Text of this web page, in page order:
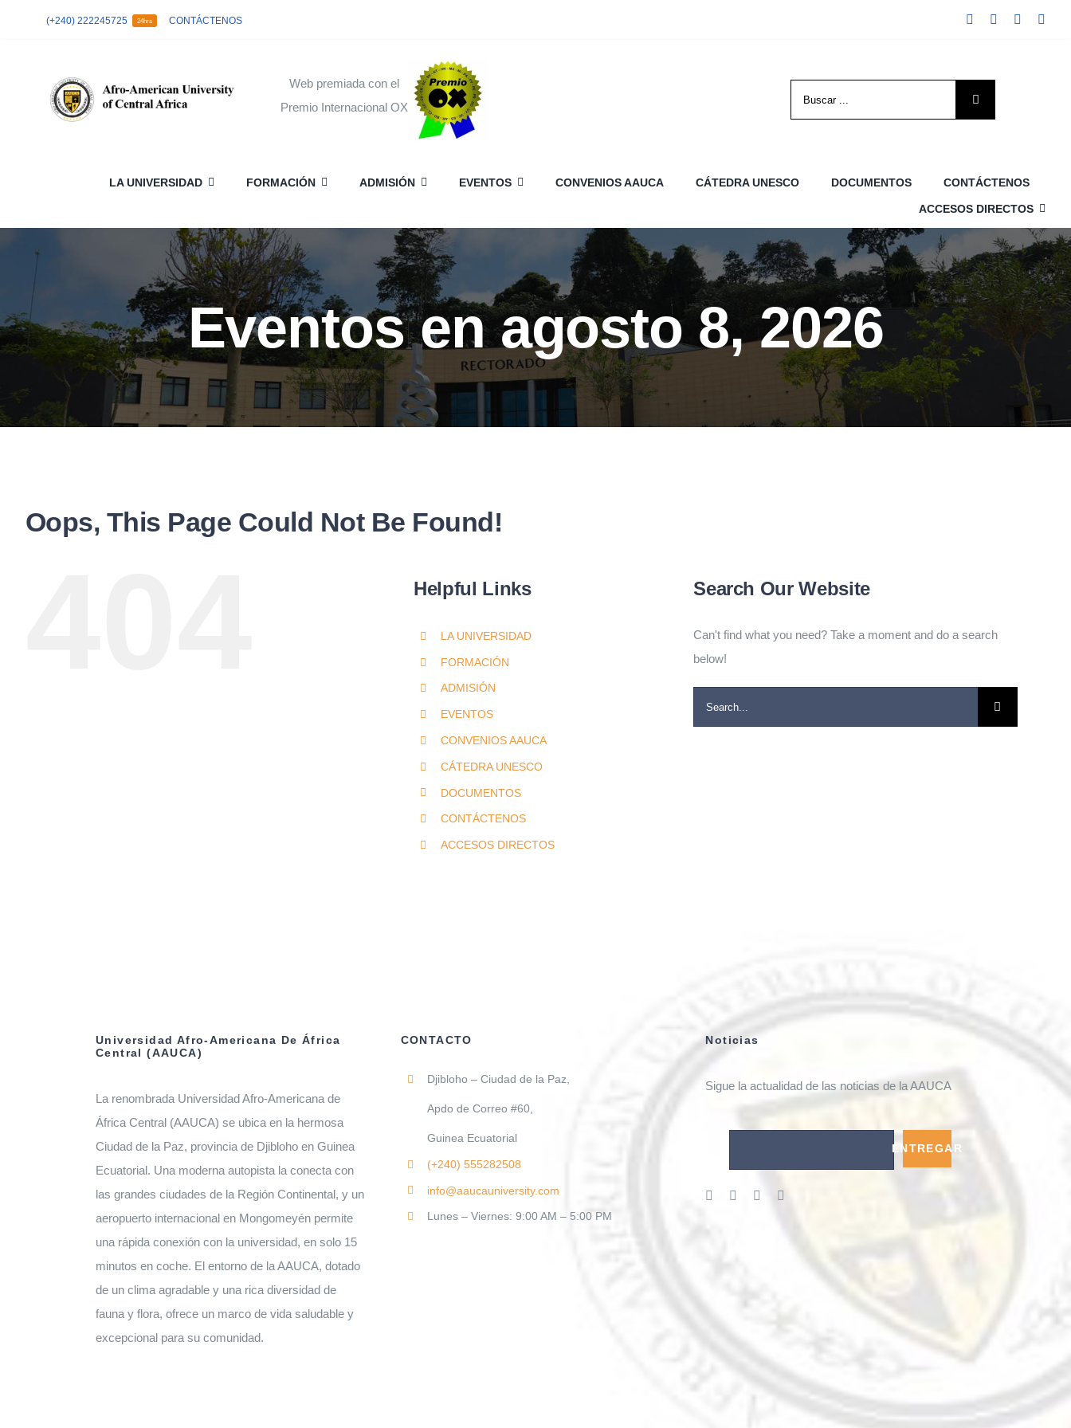
(+240) 222245725 24hrs CONTÁCTENOS
Web premiada con el
Premio Internacional OX
LA UNIVERSIDAD FORMACIÓN ADMISIÓN EVENTOS CONVENIOS AAUCA CÁTEDRA UNESCO DOCUMENTOS CONTÁCTENOS
ACCESOS DIRECTOS
Eventos en agosto 8, 2026
Oops, This Page Could Not Be Found!
Helpful Links
LA UNIVERSIDAD
FORMACIÓN
ADMISIÓN
EVENTOS
CONVENIOS AAUCA
CÁTEDRA UNESCO
DOCUMENTOS
CONTÁCTENOS
ACCESOS DIRECTOS
Search Our Website
Can't find what you need? Take a moment and do a search
below!
Universidad Afro-Americana De África
Central (AAUCA)
La renombrada Universidad Afro-Americana de
África Central (AAUCA) se ubica en la hermosa
Ciudad de la Paz, provincia de Djibloho en Guinea
Ecuatorial. Una moderna autopista la conecta con
las grandes ciudades de la Región Continental, y un
aeropuerto internacional en Mongomeyén permite
una rápida conexión con la universidad, en solo 15
minutos en coche. El entorno de la AAUCA, dotado
de un clima agradable y una rica diversidad de
fauna y flora, ofrece un marco de vida saludable y
excepcional para su comunidad.
CONTACTO
Djibloho – Ciudad de la Paz,
Apdo de Correo #60,
Guinea Ecuatorial
(+240)555282508
info@aaucauniversity.com
Lunes – Viernes: 9:00 AM – 5:00 PM
Noticias
Sigue la actualidad de las noticias de la AAUCA
ENTREGAR